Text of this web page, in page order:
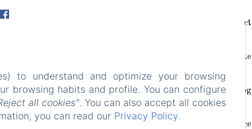
Access / Contact
Plan du site
Blog
Legal notice
to understand and optimize your browsing
browsing habits and profile. You can configure
all cookies". You can also accept all cookies
you can read our Privacy Policy.